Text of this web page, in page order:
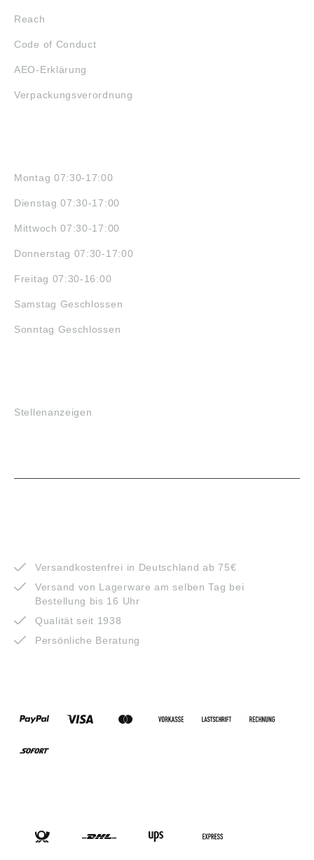
Reach
Code of Conduct
AEO-Erklärung
Verpackungsverordnung
Montag 07:30-17:00
Dienstag 07:30-17:00
Mittwoch 07:30-17:00
Donnerstag 07:30-17:00
Freitag 07:30-16:00
Samstag Geschlossen
Sonntag Geschlossen
Stellenanzeigen
Versandkostenfrei in Deutschland ab 75€
Versand von Lagerware am selben Tag bei
Bestellung bis 16 Uhr
Qualität seit 1938
Persönliche Beratung